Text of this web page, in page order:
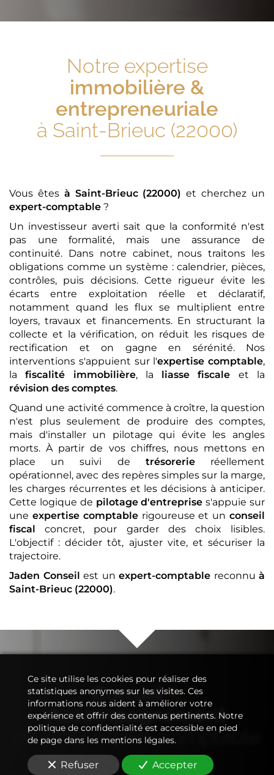
Notre expertise
immobilière &
entrepreneuriale
à Saint-Brieuc (22000)
Vous êtes à Saint-Brieuc (22000) et cherchez un
expert-comptable ?
Un investisseur averti sait que la conformité n'est
pas une formalité, mais une assurance de
continuité. Dans notre cabinet, nous traitons les
obligations comme un système : calendrier, pièces,
contrôles, puis décisions. Cette rigueur évite les
écarts entre exploitation réelle et déclaratif,
notamment quand les flux se multiplient entre
loyers, travaux et financements. En structurant la
collecte et la vérification, on réduit les risques de
rectification et on gagne en sérénité. Nos
interventions s'appuient sur l'expertise comptable,
lafiscalité immobilière, la liasse fiscale et la
révision des comptes.
Quand une activité commence à croître, la question
n'est plus seulement de produire des comptes,
mais d'installer un pilotage qui évite les angles
morts. À partir de vos chiffres, nous mettons en
place un suivi de trésorerieréellement
opérationnel, avec des repères simples sur la marge,
les charges récurrentes et les décisions à anticiper.
Cette logique de pilotage d'entreprise s'appuie sur
une expertise comptablerigoureuse et unconseil
fiscal concret, pour garder des choix lisibles.
L'objectif : décider tôt, ajuster vite, et sécuriser la
trajectoire.
Jaden Conseil est un expert-comptable reconnu à
Saint-Brieuc (22000).
Conseil&
Accompagnement
de votreexpert-comptable
Ce site utilise les cookies pour réaliser des
statistiques anonymes sur les visites. Ces
informations nous aident à améliorer votre
expérience et offrir des contenus pertinents. Notre
politique de confidentialité est accessible en pied
de page dans les mentions légales.
Refuser Accepter